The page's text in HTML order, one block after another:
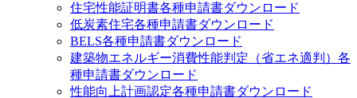
住宅性能証明書各種申請書ダウンロード
低炭素住宅各種申請書ダウンロード
BELS各種申請書ダウンロード
建築物エネルギー消費性能判定（省エネ適判） 各
種申請書ダウンロード
性能向上計画認定各種申請書ダウンロード